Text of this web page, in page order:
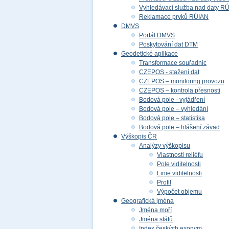
Vyhledávací služba nad daty
Reklamace prvků RÚIAN
DMVS
Portál DMVS
Poskytování dat DTM
Geodetické aplikace
Transformace souřadnic
CZEPOS - stažení dat
CZEPOS – monitoring provozu
CZEPOS – kontrola přesnosti
Bodová pole - vyjádření
Bodová pole – vyhledání
Bodová pole – statistika
Bodová pole – hlášení závad
Výškopis ČR
Analýzy výškopisu
Vlastnosti reliéfu
Pole viditelnosti
Linie viditelnosti
Profil
Výpočet objemu
Geografická jména
Jména moří
Jména států